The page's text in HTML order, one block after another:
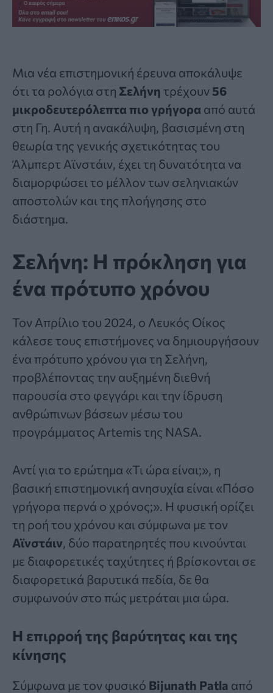
Μια νέα επιστημονική έρευνα αποκάλυψε
ότι τα ρολόγια στη Σελήνη τρέχουν 56
μικροδευτερόλεπτα πιο γρήγορα από αυτά
στη Γη. Αυτή η ανακάλυψη, βασισμένη στη
θεωρία της γενικής σχετικότητας του
Άλμπερτ Αϊνστάιν, έχει τη δυνατότητα να
διαμορφώσει το μέλλον των σεληνιακών
αποστολών και της πλοήγησης στο
διάστημα.
Σελήνη: Η πρόκληση για
ένα πρότυπο χρόνου
Τον Απρίλιο του 2024, ο Λευκός Οίκος
κάλεσε τους επιστήμονες να δημιουργήσουν
ένα πρότυπο χρόνου για τη Σελήνη,
προβλέποντας την αυξημένη διεθνή
παρουσία στο φεγγάρι και την ίδρυση
ανθρώπινων βάσεων μέσω του
προγράμματος Artemis της NASA.
Αντί για το ερώτημα «Τι ώρα είναι;», η
βασική επιστημονική ανησυχία είναι «Πόσο
γρήγορα περνά ο χρόνος;». Η φυσική ορίζει
τη ροή του χρόνου και σύμφωνα με τον
Αϊνστάιν, δύο παρατηρητές που κινούνται
με διαφορετικές ταχύτητες ή βρίσκονται σε
διαφορετικά βαρυτικά πεδία, δε θα
συμφωνούν στο πώς μετράται μια ώρα.
Η επιρροή της βαρύτητας και της
κίνησης
Σύμφωνα με τον φυσικό Bijunath Patla από